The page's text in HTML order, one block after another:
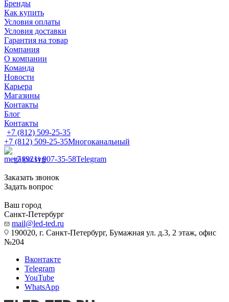
Бренды
Как купить
Условия оплаты
Условия доставки
Гарантия на товар
Компания
О компании
Команда
Новости
Карьера
Магазины
Контакты
Блог
Контакты
+7 (812) 509-25-35
+7 (812) 509-25-35Многоканальный
+7 (921) 907-35-58Telegram
Заказать звонок
Задать вопрос
Ваш город
Санкт-Петербург
mail@led-ted.ru
190020, г. Санкт-Петербург, Бумажная ул. д.3, 2 этаж, офис
№204
Вконтакте
Telegram
YouTube
WhatsApp